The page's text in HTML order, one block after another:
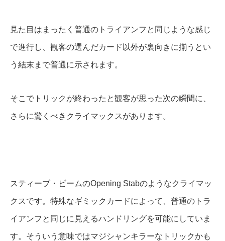
見た目はまったく普通のトライアンフと同じような感じ
で進行し、観客の選んだカード以外が裏向きに揃うとい
う結末まで普通に示されます。
そこでトリックが終わったと観客が思った次の瞬間に、
さらに驚くべきクライマックスがあります。
スティーブ・ビームのOpening Stabのようなクライマッ
クスです。特殊なギミックカードによって、普通のトラ
イアンフと同じに見えるハンドリングを可能にしていま
す。そういう意味ではマジシャンキラーなトリックかも